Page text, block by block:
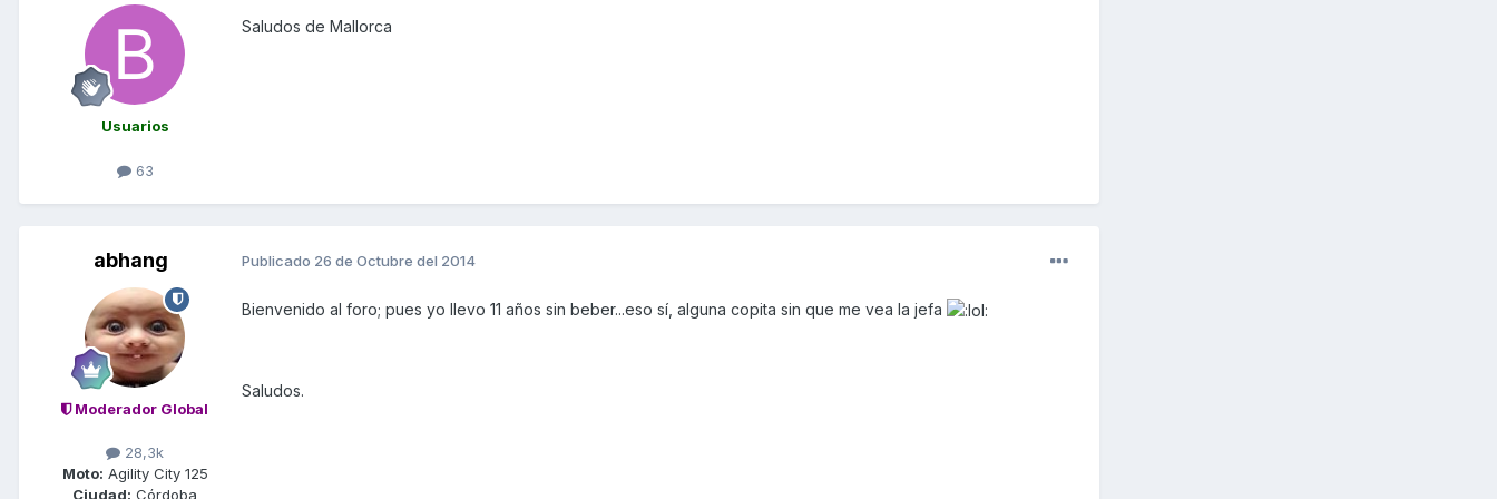
Usuarios
63
Saludos de Mallorca
abhang
Moderador Global
28,3k
Moto: Agility City 125
Ciudad: Córdoba
Publicado 26 de Octubre del 2014
Bienvenido al foro; pues yo llevo 11 años sin beber...eso sí, alguna copita sin que me vea la jefa
Saludos.